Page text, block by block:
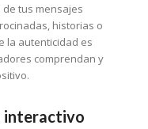
tus mensajes
historias o
la autenticidad es
comprendan y
interactivo